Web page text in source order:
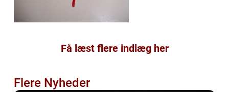
Få læst flere indlæg her
Flere Nyheder